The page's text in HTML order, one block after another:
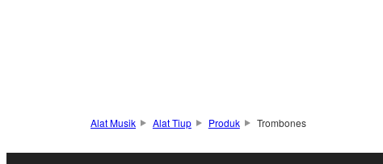
Alat Musik Alat Tiup Produk Trombones